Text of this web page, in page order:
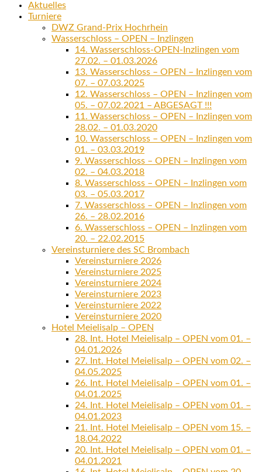
Aktuelles
Turniere
DWZ Grand-Prix Hochrhein
Wasserschloss – OPEN – Inzlingen
14. Wasserschloss-OPEN-Inzlingen vom
27.02. – 01.03.2026
13. Wasserschloss – OPEN – Inzlingen vom
07. – 07.03.2025
12. Wasserschloss – OPEN – Inzlingen vom
05. – 07.02.2021 – ABGESAGT !!!
11. Wasserschloss – OPEN – Inzlingen vom
28.02. – 01.03.2020
10. Wasserschloss – OPEN – Inzlingen vom
01. – 03.03.2019
9. Wasserschloss – OPEN – Inzlingen vom
02. – 04.03.2018
8. Wasserschloss – OPEN – Inzlingen vom
03. – 05.03.2017
7. Wasserschloss – OPEN – Inzlingen vom
26. – 28.02.2016
6. Wasserschloss – OPEN – Inzlingen vom
20. – 22.02.2015
Vereinsturniere des SC Brombach
Vereinsturniere 2026
Vereinsturniere 2025
Vereinsturniere 2024
Vereinsturniere 2023
Vereinsturniere 2022
Vereinsturniere 2020
Hotel Meielisalp – OPEN
28. Int. Hotel Meielisalp – OPEN vom 01. –
04.01.2026
27. Int. Hotel Meielisalp – OPEN vom 02. –
04.05.2025
26. Int. Hotel Meielisalp – OPEN vom 01. –
04.01.2025
24. Int. Hotel Meielisalp – OPEN vom 01. –
04.01.2023
21. Int. Hotel Meielisalp – OPEN vom 15. –
18.04.2022
20. Int. Hotel Meielisalp – OPEN vom 01. –
04.01.2021